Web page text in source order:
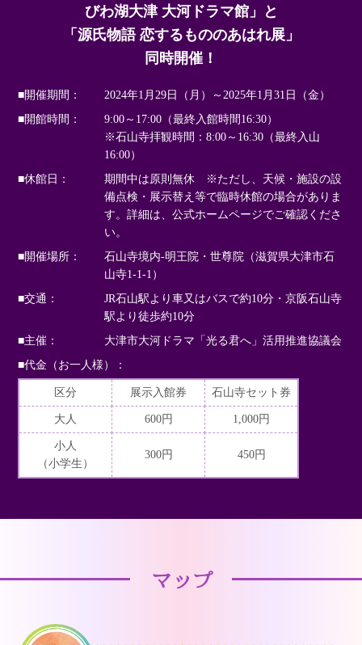
びわ湖大津 大河ドラマ館」と
「源氏物語 恋するもののあはれ展」
同時開催！
■開催期間：
2024年1月29日（月）～2025年1月31日（金）
■開館時間：
9:00～17:00（最終入館時間16:30）
※石山寺拝観時間：8:00～16:30（最終入山
16:00）
■休館日：
期間中は原則無休 ※ただし、天候・施設の設
備点検・展示替え等で臨時休館の場合がありま
す。詳細は、公式ホームページでご確認くださ
い。
■開催場所：
石山寺境内-明王院・世尊院（滋賀県大津市石
山寺1-1-1）
■交通：
JR石山駅より車又はバスで約10分・京阪石山寺
駅より徒歩約10分
■主催：
大津市大河ドラマ「光る君へ」活用推進協議会
■代金（お一人様）：
区分 展示入館券 石山寺セット券
大人 600円 1,000円
小人
（小学生）
300円 450円
マップ